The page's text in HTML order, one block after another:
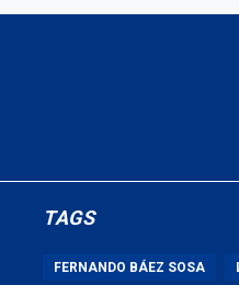
TAGS
FERNANDO BÁEZ SOSA